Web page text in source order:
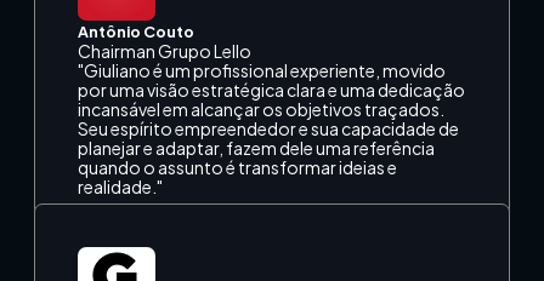
Antônio Couto
Chairman Grupo Lello
"Giuliano é um profissional experiente, movido
por uma visão estratégica clara e uma dedicação
incansável em alcançar os objetivos traçados.
Seu espírito empreendedor e sua capacidade de
planejar e adaptar, fazem dele uma referência
quando o assunto é transformar ideias e
realidade."